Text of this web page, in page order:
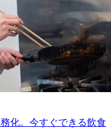
化。今すぐできる飲食